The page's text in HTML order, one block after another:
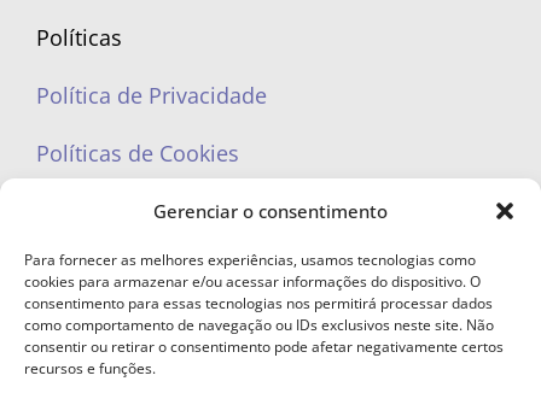
Gerenciar o consentimento
Para fornecer as melhores experiências, usamos tecnologias como
cookies para armazenar e/ou acessar informações do dispositivo. O
consentimento para essas tecnologias nos permitirá processar dados
como comportamento de navegação ou IDs exclusivos neste site. Não
consentir ou retirar o consentimento pode afetar negativamente certos
recursos e funções.
Políticas
Política de Privacidade
Políticas de Cookies
portaleufemea@gmail.com